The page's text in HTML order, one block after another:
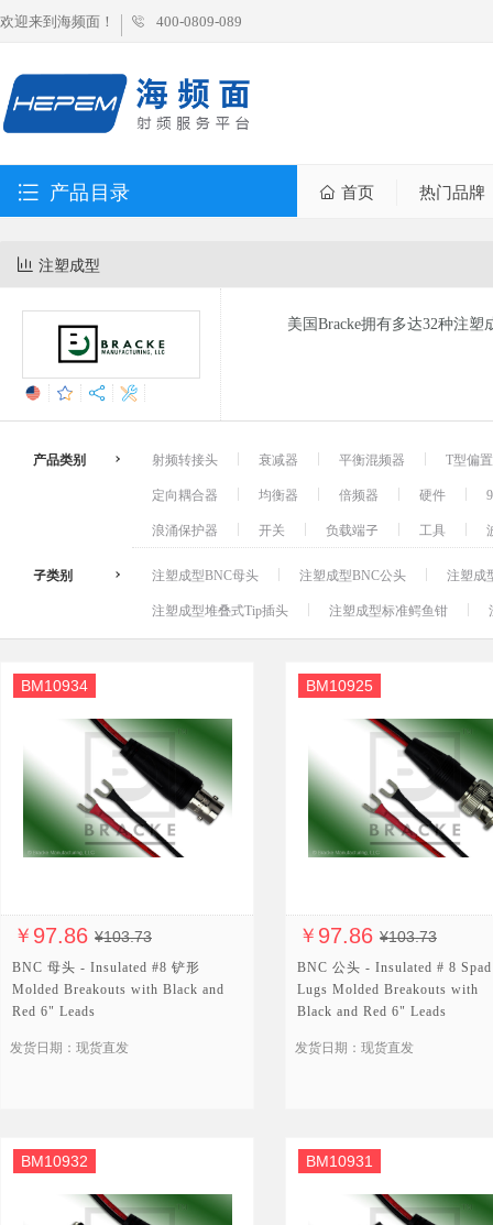
欢迎来到海频面！ 400-0809-089
产品目录 首页 热门品牌
注塑成型
美国Bracke拥有多达32种注
产品类别 射频转接头 衰减器 平衡混频器
T型偏
定向耦合器
均衡器 倍频器 硬件
浪涌保护器
开关 负载端子 工具
子类别 注塑成型BNC母头 注塑成型BNC公头
注塑成
注塑成型堆叠式Tip插头
注塑成型标准鳄鱼钳
￥ 97.86 ¥103.73
BM10934
BNC 母头 - Insulated #8 铲形
Molded Breakouts with Black and
Red 6" Leads
发货日期：现货直发
￥ 97.86 ¥103.73
BM10925
BNC 公头 - Insulated # 8 Spad
Lugs Molded Breakouts with
Black and Red 6" Leads
发货日期：现货直发
BM10932 BM10931